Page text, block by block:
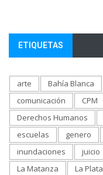
ETIQUETAS
arte Bahía Blanca
comunicación
CPM
Derechos Humanos
escuelas
genero
inundaciones
juicio
La Matanza
La Plata